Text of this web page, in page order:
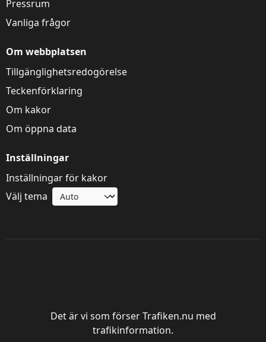
Pressrum
Vanliga frågor
Om webbplatsen
Tillgänglighetsredogörelse
Teckenförklaring
Om kakor
Om öppna data
Inställningar
Inställningar för kakor
Välj tema
Det är vi som förser Trafiken.nu med
trafikinformation.